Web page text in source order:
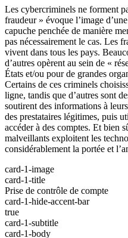
Les cybercriminels ne forment
fraudeur » évoque l’image
capuche penchée de manière
pas nécessairement le cas. Les
vivent dans tous les pays.
d’autres opèrent au sein de «
États et/ou pour de grandes
Certains de ces criminels
ligne, tandis que d’autres sont
soutirent des informations à
des prestataires légitimes, puis
accéder à des comptes. Et bien
malveillants exploitent les
considérablement la portée et
card-1-image
card-1-title
Prise de contrôle de compte
card-1-hide-accent-bar
true
card-1-subtitle
card-1-body